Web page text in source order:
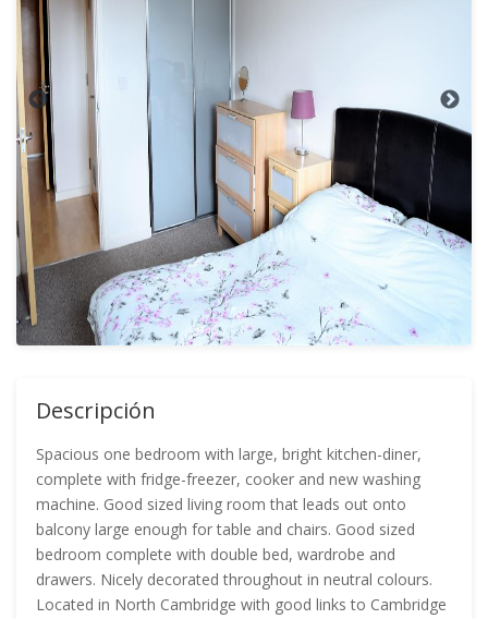
Descripción
Spacious one bedroom with large, bright kitchen-diner,
complete with fridge-freezer, cooker and new washing
machine. Good sized living room that leads out onto
balcony large enough for table and chairs. Good sized
bedroom complete with double bed, wardrobe and
drawers. Nicely decorated throughout in neutral colours.
Located in North Cambridge with good links to Cambridge